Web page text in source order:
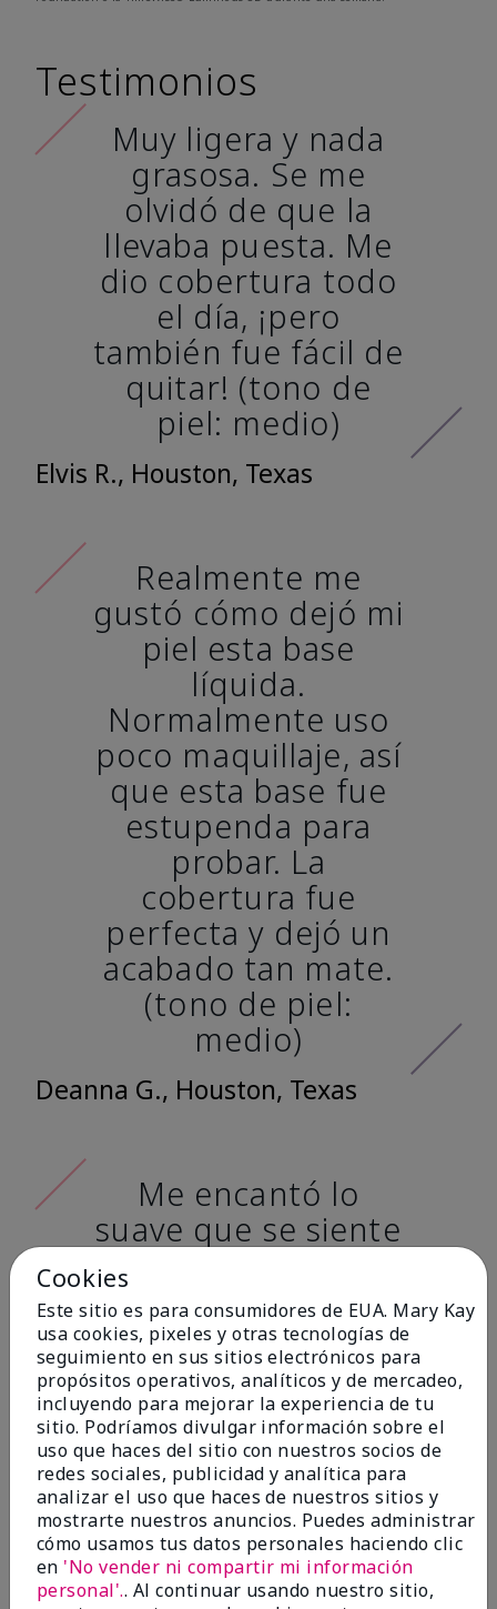
Testimonios
Muy ligera y nada
grasosa. Se me
olvidó de que la
llevaba puesta. Me
dio cobertura todo
el día, ¡pero
también fue fácil de
quitar! (tono de
piel: medio)
Elvis R., Houston, Texas
Realmente me
gustó cómo dejó mi
piel esta base
líquida.
Normalmente uso
poco maquillaje, así
que esta base fue
estupenda para
probar. La
cobertura fue
perfecta y dejó un
acabado tan mate.
(tono de piel:
medio)
Deanna G., Houston, Texas
Me encantó lo
suave que se siente
al aplicarla. Tiene
un acabado mate
muy bonito y no se
siente pastosa en la
piel. (tono de piel:
claro)
Ailime A., Tampa, Fla.
Cookies
Este sitio es para consumidores de EUA. Mary Kay
usa cookies, pixeles y otras tecnologías de
seguimiento en sus sitios electrónicos para
propósitos operativos, analíticos y de mercadeo,
incluyendo para mejorar la experiencia de tu
sitio. Podríamos divulgar información sobre el
uso que haces del sitio con nuestros socios de
redes sociales, publicidad y analítica para
analizar el uso que haces de nuestros sitios y
mostrarte nuestros anuncios. Puedes administrar
cómo usamos tus datos personales haciendo clic
en 'No vender ni compartir mi información
personal'.. Al continuar usando nuestro sitio,